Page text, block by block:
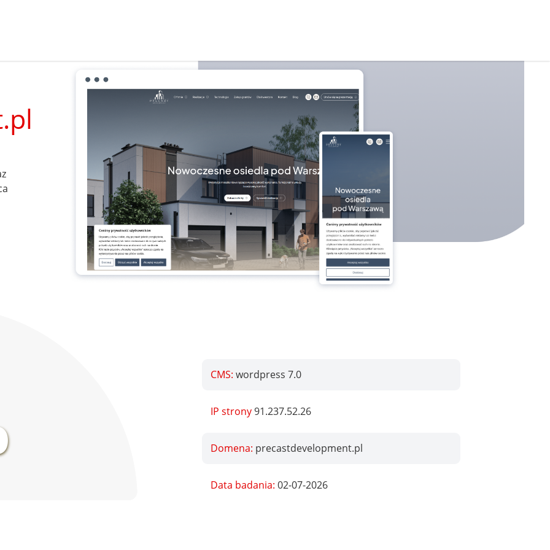
CMS: wordpress 7.0
IP strony91.237.52.26
Domena: precastdevelopment.pl
Data badania: 02-07-2026